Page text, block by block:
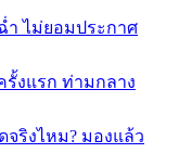
ำ ไม่ยอมประกาศ
งแรก ท่ามกลาง
ริงไหม? มองแล้ว